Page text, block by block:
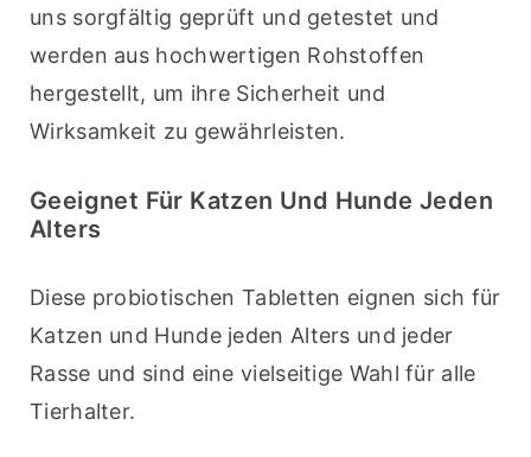
uns sorgfältig geprüft und getestet und
werden aus hochwertigen Rohstoffen
hergestellt, um ihre Sicherheit und
Wirksamkeit zu gewährleisten.
Geeignet Für Katzen Und Hunde Jeden
Alters
Diese probiotischen Tabletten eignen sich für
Katzen und Hunde jeden Alters und jeder
Rasse und sind eine vielseitige Wahl für alle
Tierhalter.